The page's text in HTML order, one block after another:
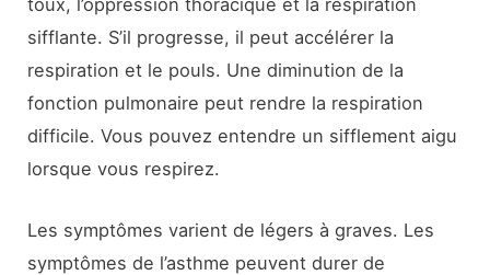
sifflante. S’il progresse, il peut accélérer la
respiration et le pouls. Une diminution de la
fonction pulmonaire peut rendre la respiration
difficile. Vous pouvez entendre un sifflement aigu
lorsque vous respirez.
Les symptômes varient de légers à graves. Les
symptômes de l’asthme peuvent durer de